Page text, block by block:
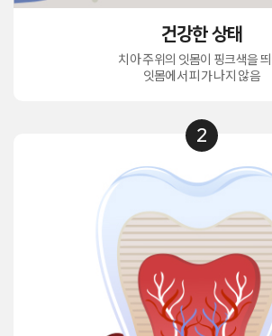
건강한 상태
치아 주위의 잇몸이 핑크색을
잇몸에서 피가 나지 않음
2